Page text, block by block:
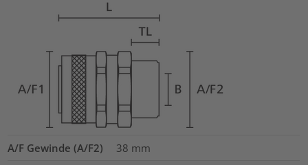
A/F Gewinde (A/F2) 38 mm